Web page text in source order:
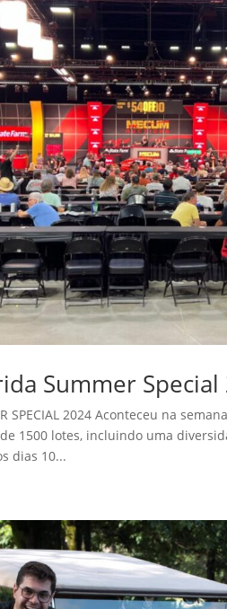
Summer Special
SPECIAL 2024 Aconteceu na
1500 lotes, incluindo uma
dias 10...